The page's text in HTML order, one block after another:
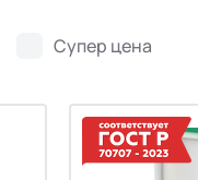
Супер цена